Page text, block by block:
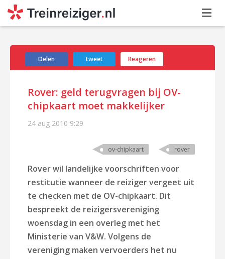
Delen tweet Reageren
Rover: geld terugvragen bij OV-
chipkaart moet makkelijker
24 aug 2010 9:29
ov-chipkaart rover
Rover wil landelijke voorschriften voor
restitutie wanneer de reiziger vergeet uit
te checken met de OV-chipkaart. Dit
bespreekt de reizigersvereniging
woensdag in een overleg met het
Ministerie van V&W. Volgens de
vereniging maken vervoerders het nu